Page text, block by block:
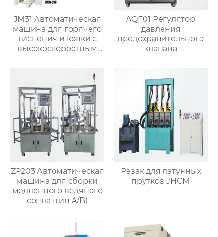
JM31 Автоматическая
машина для горячего
тиснения и ковки с
высокоскоростным
AQF01 Регулятор
давления
предохранительного
клапана
ZP203 Автоматическая
машина для сборки
медленного водяного
сопла (тип A/B)
Резак для латунных
прутков JHCM